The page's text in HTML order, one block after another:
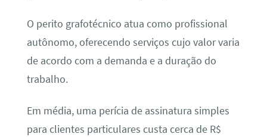
O perito grafotécnico atua como profissional
autônomo, oferecendo serviços cujo valor varia
de acordo com a demanda e a duração do
trabalho.
Em média, uma perícia de assinatura simples
para clientes particulares custa cerca de R$